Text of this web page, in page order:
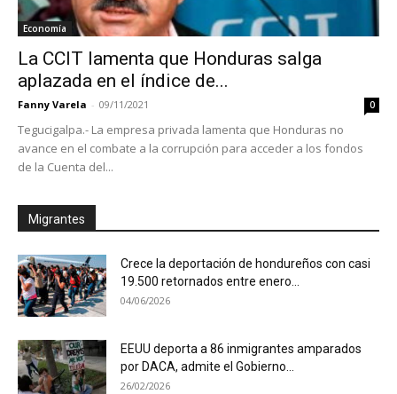
Economía
La CCIT lamenta que Honduras salga
aplazada en el índice de...
Fanny Varela - 09/11/2021 0
Tegucigalpa.- La empresa privada lamenta que Honduras no
avance en el combate a la corrupción para acceder a los fondos
de la Cuenta del...
Migrantes
Crece la deportación de hondureños con casi
19.500 retornados entre enero...
04/06/2026
EEUU deporta a 86 inmigrantes amparados
por DACA, admite el Gobierno...
26/02/2026